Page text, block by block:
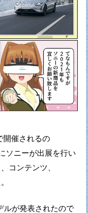
開催されるの
ソニーが出展を行い
コンテンツ、
ルが発表されたので